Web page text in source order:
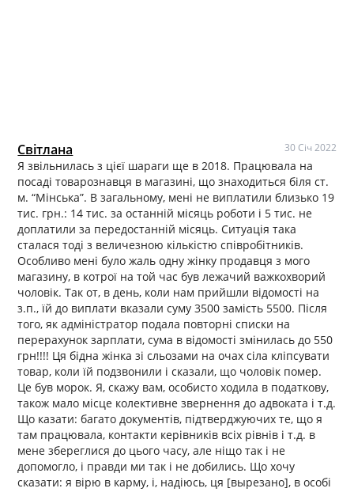
Світлана 30 Січ 2022
Я звільнилась з цієї шараги ще в 2018. Працювала на
посаді товарознавця в магазині, що знаходиться біля ст.
м. “Мінська”. В загальному, мені не виплатили близько 19
тис. грн.: 14 тис. за останній місяць роботи і 5 тис. не
доплатили за передостанній місяць. Ситуація така
сталася тоді з величезною кількістю співробітників.
Особливо мені було жаль одну жінку продавця з мого
магазину, в котрої на той час був лежачий важкохворий
чоловік. Так от, в день, коли нам прийшли відомості на
з.п., їй до виплати вказали суму 3500 замість 5500. Після
того, як адміністратор подала повторні списки на
перерахунок зарплати, сума в відомості змінилась до 550
грн!!!! Ця бідна жінка зі сльозами на очах сіла кліпсувати
товар, коли їй подзвонили і сказали, що чоловік помер.
Це був морок. Я, скажу вам, особисто ходила в податкову,
також мало місце колективне звернення до адвоката і т.д.
Що казати: багато документів, підтверджуючих те, що я
там працювала, контакти керівників всіх рівнів і т.д. в
мене збереглися до цього часу, але ніщо так і не
допомогло, і правди ми так і не добились. Що хочу
сказати: я вірю в карму, і, надіюсь, ця [вырезано], в особі